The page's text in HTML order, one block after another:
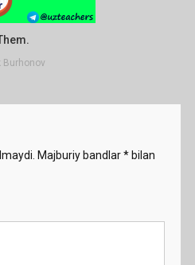
Burhonov
Majburiy bandlar*bilan